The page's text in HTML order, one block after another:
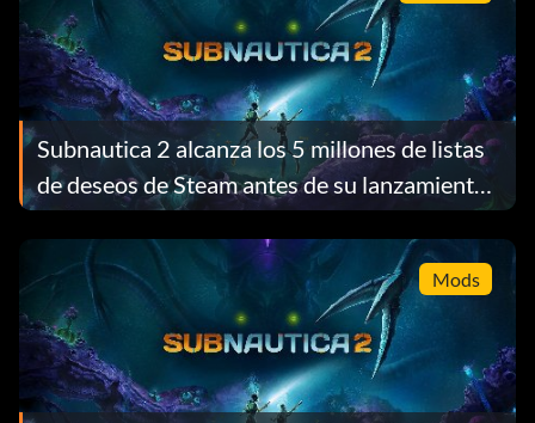
Subnautica 2 alcanza los 5 millones de listas
de deseos de Steam antes de su lanzamiento
y recompensa a cada jugador con un regalo
gratuito
Mods